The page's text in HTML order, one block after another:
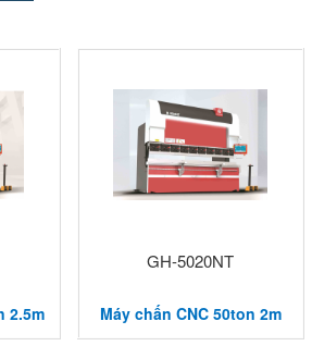
2.5m
GH-5020NT
Máy chấn CNC 50ton 2m